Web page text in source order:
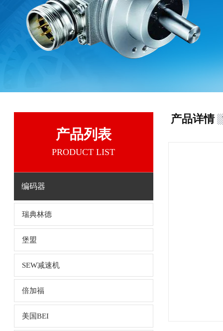
产品列表
PRODUCT LIST
编码器
瑞典林德
堡盟
SEW减速机
倍加福
美国BEI
产品详情